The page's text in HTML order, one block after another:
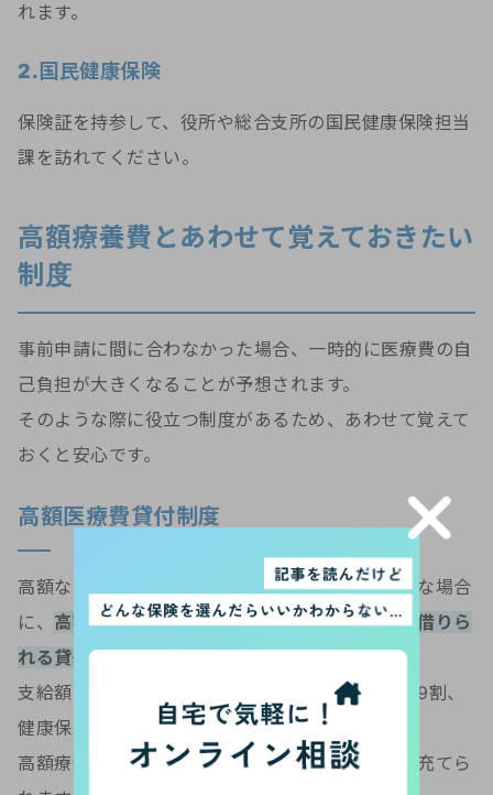
れます。
2.国民健康保険
保険証を持参して、役所や総合支所の国民健康保険担当
課を訪れてください。
高額療養費とあわせて覚えておきたい
制度
事前申請に間に合わなかった場合、一時的に医療費の自
己負担が大きくなることが予想されます。
そのような際に役立つ制度があるため、あわせて覚えて
おくと安心です。
高額医療費貸付制度
高額な医療費の支払いに充てるための費用が必要な場合
に、 高額療養費が支給されるまでの間に無利子で借りら
れる貸付制度
支給額は、国民健康保険の場合で給付見込額の約9割、
健康保険の場合で約8割です。
高額療養費の支給を受けた際に、支給額が返済に充てら